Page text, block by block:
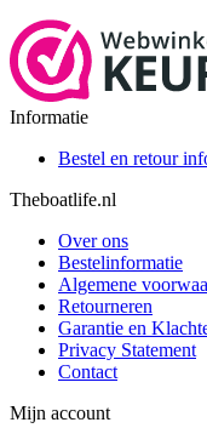
Informatie
Bestel en retour
Theboatlife.nl
Over ons
Bestelinformatie
Algemene
Retourneren
Garantie en
Privacy Statement
Contact
Mijn account